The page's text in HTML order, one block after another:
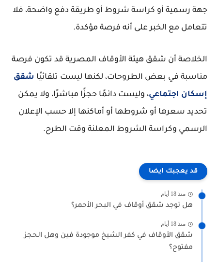
جهة رسمية أو كراسة شروط أو طريقة دفع واضحة، فلا
تتعامل مع الخبر على أنه فرصة مؤكدة.
الخلاصة أن شقق هيئة الأوقاف المصرية قد تكون فرصة
مناسبة في بعض الطروحات، لكنها ليست تلقائيًا شقق
إسكان اجتماعي، وليست دائمًا حجزًا مباشرًا، ولا يمكن
تحديد سعرها أو شروطها أو أماكنها إلا حسب الإعلان
الرسمي وكراسة الشروط المعلنة وقت الطرح.
قد يعجبك ايضا
منذ 18 أيام
هل توجد شقق أوقاف في البحر الأحمر؟
منذ 18 أيام
شقق الأوقاف في كفر الشيخ موجودة فين وهل الحجز
مفتوح؟